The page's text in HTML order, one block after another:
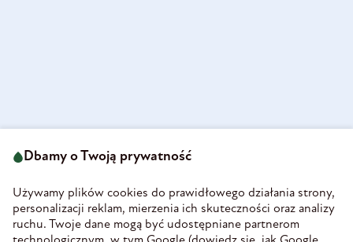
58-160 Świebodzice
REGON 890213034
INFORMACJE
Dbamy o Twoją prywatność
Używamy plików cookies do prawidłowego działania strony,
personalizacji reklam, mierzenia ich skuteczności oraz analizy
ruchu. Twoje dane mogą być udostępniane partnerom